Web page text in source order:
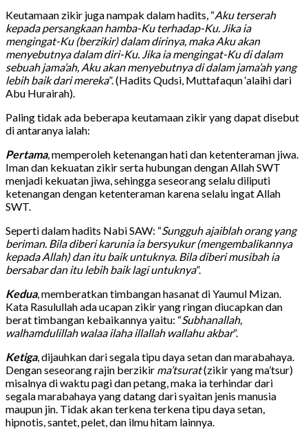
Keutamaan zikir juga nampak dalam hadits, “Aku terserah
kepada persangkaan hamba-Ku terhadap-Ku. Jika ia
mengingat-Ku (berzikir) dalam dirinya, maka Aku akan
menyebutnya dalam diri-Ku. Jika ia mengingat-Ku di dalam
sebuah jama’ah, Aku akan menyebutnya di dalam jama’ah yang
lebih baik dari mereka”. (Hadits Qudsi, Muttafaqun ‘alaihi dari
Abu Hurairah).
Paling tidak ada beberapa keutamaan zikir yang dapat disebut
di antaranya ialah:
Pertama, memperoleh ketenangan hati dan ketenteraman jiwa.
Iman dan kekuatan zikir serta hubungan dengan Allah SWT
menjadi kekuatan jiwa, sehingga seseorang selalu diliputi
ketenangan dengan ketenteraman karena selalu ingat Allah
SWT.
Seperti dalam hadits Nabi SAW: “Sungguh ajaiblah orang yang
beriman. Bila diberi karunia ia bersyukur (mengembalikannya
kepada Allah) dan itu baik untuknya. Bila diberi musibah ia
bersabar dan itu lebih baik lagi untuknya”.
Kedua, memberatkan timbangan hasanat di Yaumul Mizan.
Kata Rasulullah ada ucapan zikir yang ringan diucapkan dan
berat timbangan kebaikannya yaitu: “Subhanallah,
walhamdulillah walaa ilaha illallah wallahu akbar”.
Ketiga, dijauhkan dari segala tipu daya setan dan marabahaya.
Dengan seseorang rajin berzikir ma’tsurat(zikir yang ma’tsur)
misalnya di waktu pagi dan petang, maka ia terhindar dari
segala marabahaya yang datang dari syaitan jenis manusia
maupun jin. Tidak akan terkena terkena tipu daya setan,
hipnotis, santet, pelet, dan ilmu hitam lainnya.